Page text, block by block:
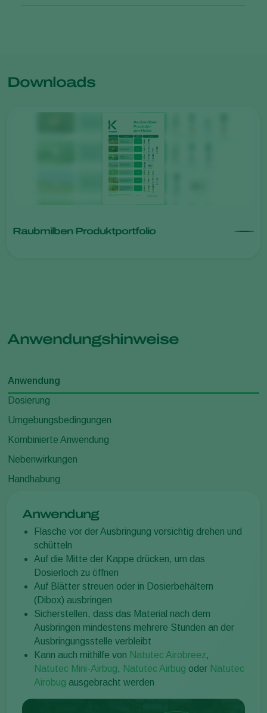
Downloads
Raubmilben Produktportfolio
Anwendungshinweise
Anwendung
Dosierung
Umgebungsbedingungen
Kombinierte Anwendung
Nebenwirkungen
Handhabung
Anwendung
Flasche vor der Ausbringung vorsichtig drehen und
schütteln
Auf die Mitte der Kappe drücken, um das
Dosierloch zu öffnen
Auf Blätter streuen oder in Dosierbehältern
(Dibox) ausbringen
Sicherstellen, dass das Material nach dem
Ausbringen mindestens mehrere Stunden an der
Ausbringungsstelle verbleibt
Kann auch mithilfe von Natutec Airobreez,
Natutec Mini-Airbug, Natutec Airbug oder Natutec
Airobug ausgebracht werden